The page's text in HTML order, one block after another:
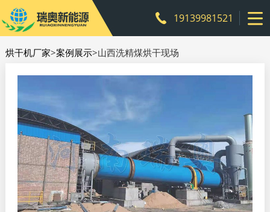
19139981521
烘干机厂家>案例展示>山西洗精煤烘干现场